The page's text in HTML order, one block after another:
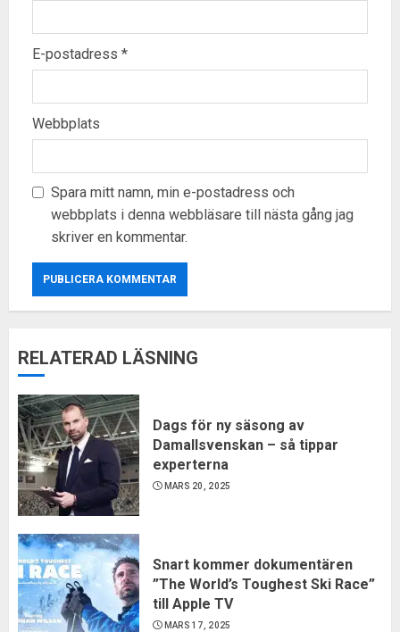
E-postadress *
Webbplats
Spara mitt namn, min e-postadress och
webbplats i denna webbläsare till nästa gång jag
skriver en kommentar.
RELATERAD LÄSNING
Dags för ny säsong av
Damallsvenskan – så tippar
experterna
MARS 20, 2025
Snart kommer dokumentären
”The World’s Toughest Ski Race”
till Apple TV
MARS 17, 2025